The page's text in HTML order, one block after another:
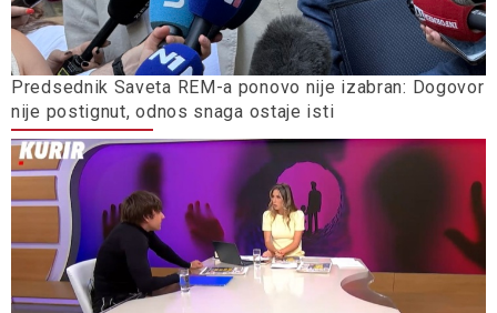
Predsednik Saveta REM-a ponovo nije izabran: Dogovor
nije postignut, odnos snaga ostaje isti